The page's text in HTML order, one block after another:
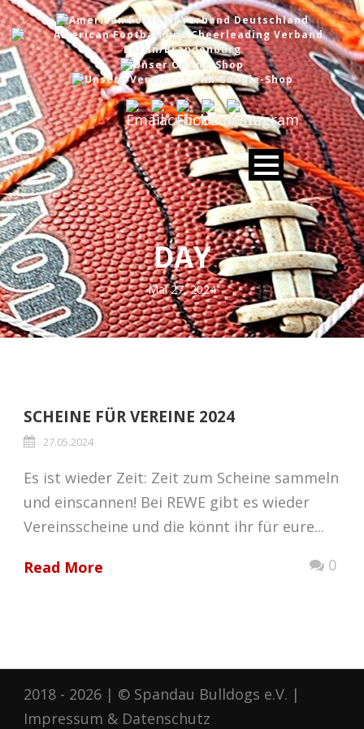
DAY
Mai 27, 2024
SCHEINE FÜR VEREINE 2024
27.05.2024
Es ist wieder Zeit: Zeit zum Scheine sammeln
und einscannen! Bei REWE gibt es wieder
Vereinsscheine und die könnt ihr für eure...
Read More 0
2018 - 2026 | © Spandau Bulldogs e.V. |
Impressum & Datenschutz